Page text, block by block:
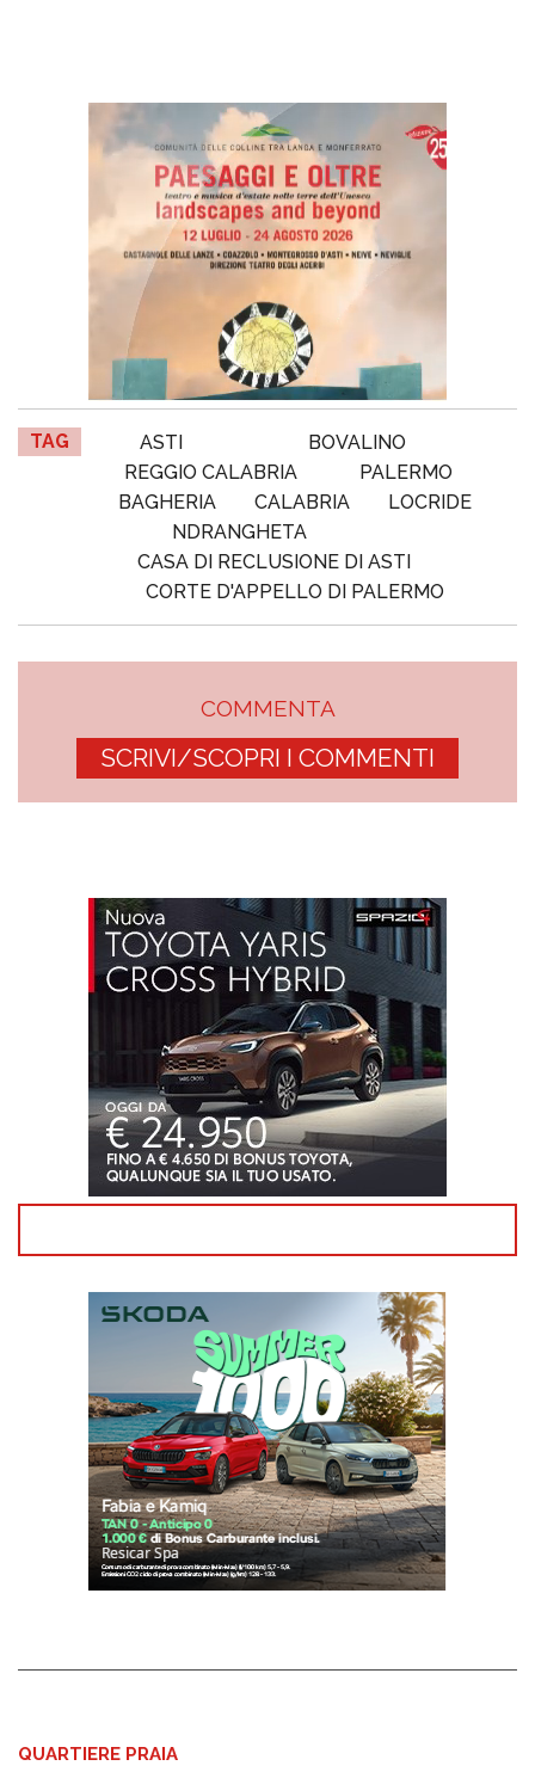
TAG ASTI
BOVALINO
REGGIO CALABRIA
PALERMO
BAGHERIA
CALABRIA
LOCRIDE
NDRANGHETA
CASA DI RECLUSIONE DI ASTI
CORTE D'APPELLO DI PALERMO
COMMENTA
SCRIVI/SCOPRI I COMMENTI
QUARTIERE PRAIA